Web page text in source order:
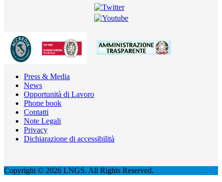
Press & Media
News
Opportunità di Lavoro
Phone book
Contatti
Note Legali
Privacy
Dichiarazione di accessibilità
Copyright © 2026 LNGS. All Rights Reserved.